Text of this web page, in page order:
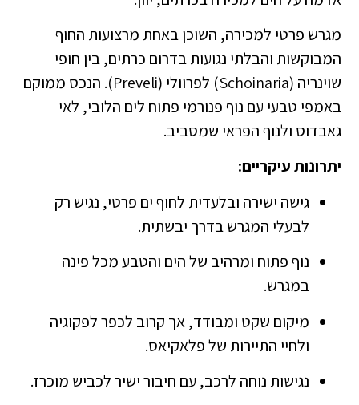
מגרש פרטי למכירה, השוכן באחת מרצועות החוף
המבוקשות והבלתי נגועות בדרום כרתים, בין חופי
שוינריה (Schoinaria) לפרוולי (Preveli). הנכס ממוקם
באמפי טבעי עם נוף פנורמי פתוח לים הלובי, לאי
גאבדוס ולנוף הפראי שמסביב.
יתרונות עיקריים:
גישה ישירה ובלעדית לחוף ים פרטי, נגיש רק
לבעלי המגרש בדרך יבשתית.
נוף פתוח ומרהיב של הים והטבע מכל פינה
במגרש.
מיקום שקט ומבודד, אך קרוב לכפר לפקוגיה
ולחיי התיירות של פלאקיאס.
נגישות נוחה לרכב, עם חיבור ישיר לכביש מוכרז.